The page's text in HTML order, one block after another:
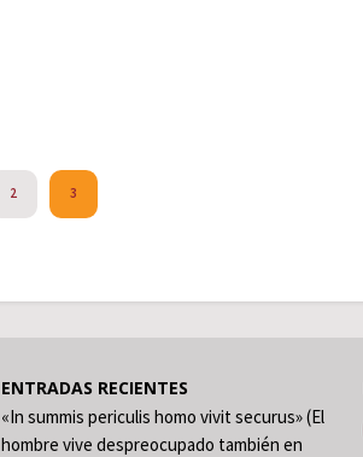
2 3
ENTRADAS RECIENTES
«In summis periculis homo vivit securus» (El
hombre vive despreocupado también en